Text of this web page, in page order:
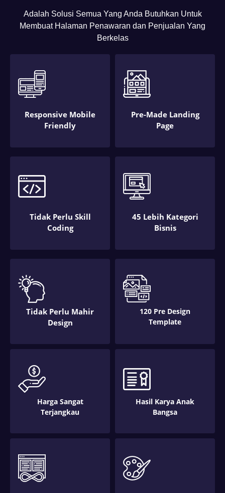
Adalah Solusi Semua Yang Anda Butuhkan Untuk
Membuat Halaman Penawaran dan Penjualan Yang
Berkelas
Responsive Mobile
Friendly
Pre-Made Landing
Page
Tidak Perlu Skill
Coding
45 Lebih Kategori
Bisnis
Tidak Perlu Mahir
Design
120 Pre Design
Template
Harga Sangat
Terjangkau
Hasil Karya Anak
Bangsa